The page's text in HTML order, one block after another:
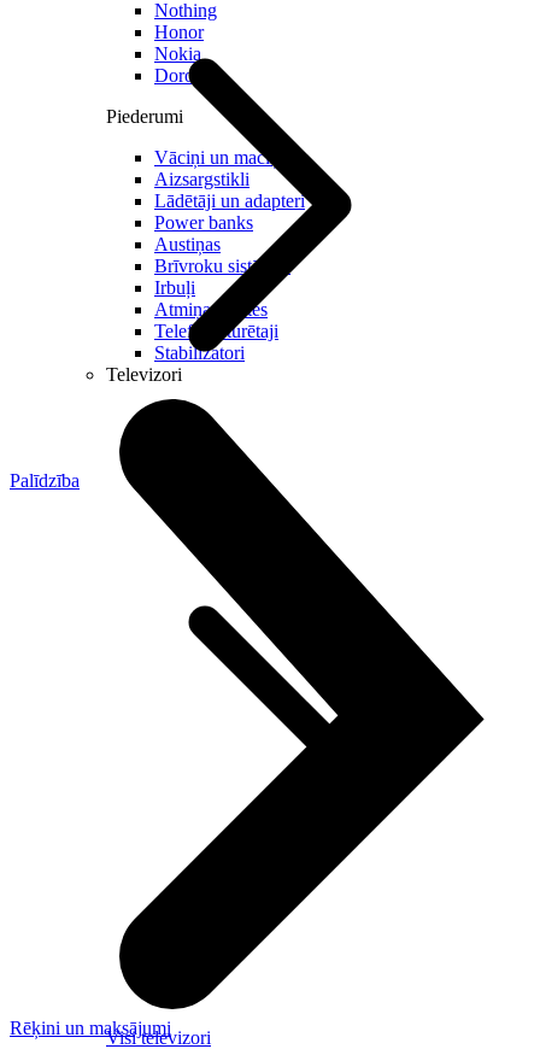
Nothing
Honor
Nokia
Doro
Piederumi
Vāciņi un maciņi
Aizsargstikli
Lādētāji un adapteri
Power banks
Austiņas
Brīvroku sistēmas
Irbuļi
Atmiņas kartes
Telefonu turētaji
Stabilizatori
Televizori
Visi televizori
Palīdzība
Rēķini un maksājumi